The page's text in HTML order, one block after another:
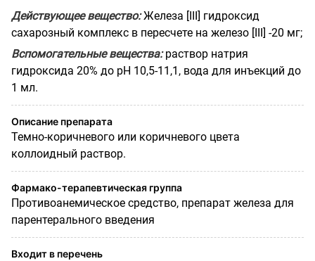
Действующее вещество:Железа [III] гидроксид
сахарозный комплекс в пересчете на железо [III] -20 мг;
Вспомогательные вещества:раствор натрия
гидроксида 20% до pH 10,5-11,1, вода для инъекций до
1 мл.
Описание препарата
Темно-коричневого или коричневого цвета
коллоидный раствор.
Фармако-терапевтическая группа
Противоанемическое средство, препарат железа для
парентерального введения
Входит в перечень